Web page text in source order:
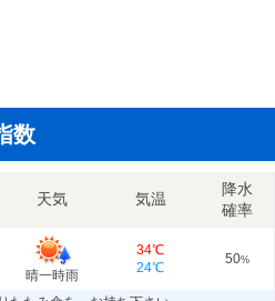
数
天気 気温
降水
確率
晴一時雨
34℃
24℃
50%